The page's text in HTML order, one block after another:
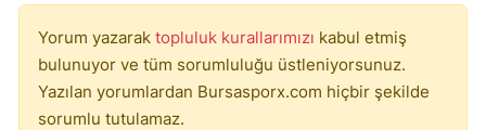
Yorum yazarak topluluk kurallarımızı kabul etmiş
bulunuyor ve tüm sorumluluğu üstleniyorsunuz.
Yazılan yorumlardan Bursasporx.com hiçbir şekilde
sorumlu tutulamaz.